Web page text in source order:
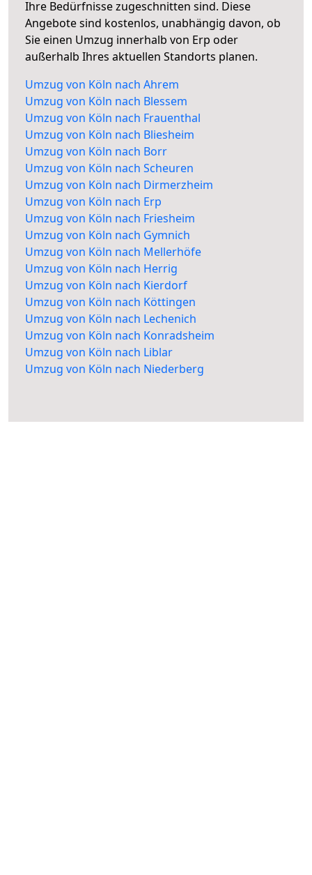
Ihre Bedürfnisse zugeschnitten sind. Diese
Angebote sind kostenlos, unabhängig davon, ob
Sie einen Umzug innerhalb von Erp oder
außerhalb Ihres aktuellen Standorts planen.
Umzug von Köln nach Ahrem
Umzug von Köln nach Blessem
Umzug von Köln nach Frauenthal
Umzug von Köln nach Bliesheim
Umzug von Köln nach Borr
Umzug von Köln nach Scheuren
Umzug von Köln nach Dirmerzheim
Umzug von Köln nach Erp
Umzug von Köln nach Friesheim
Umzug von Köln nach Gymnich
Umzug von Köln nach Mellerhöfe
Umzug von Köln nach Herrig
Umzug von Köln nach Kierdorf
Umzug von Köln nach Köttingen
Umzug von Köln nach Lechenich
Umzug von Köln nach Konradsheim
Umzug von Köln nach Liblar
Umzug von Köln nach Niederberg